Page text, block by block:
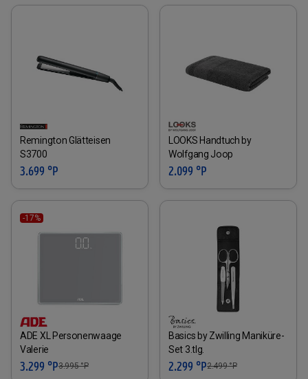
Remington Glätteisen
S3700
3.699 °P
LOOKS Handtuch by
Wolfgang Joop
2.099 °P
-17%
ADE XL Personenwaage
Valerie
3.299 °P3.995°P
Basics by Zwilling Maniküre-
Set 3.tlg.
2.299 °P2.499°P